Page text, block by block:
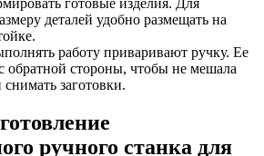
деталей удобно размещать на
работу приваривают ручку. Ее
обратной стороны, чтобы не мешала
снимать заготовки.
ручного станка для